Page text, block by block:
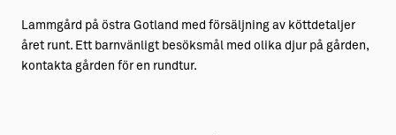
Medeltidsveckan
Visby Centrum
→ Fritidsliv
→ Föreningsliv
Lammgård på östra Gotland med försäljning av köttdetaljer
året runt. Ett barnvänligt besöksmål med olika djur på gården,
kontakta gården för en rundtur.